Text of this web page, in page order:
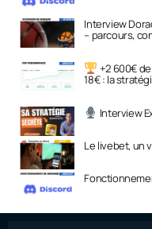
Interview
– parcours,
+2 600€
18€ : la
Interview
Le livebet, un